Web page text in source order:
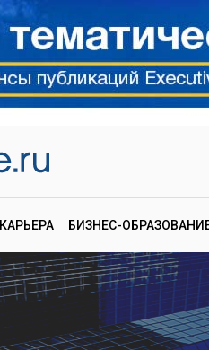
КАРЬЕРА БИЗНЕС-